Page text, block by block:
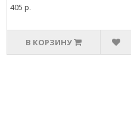
405 р.
В КОРЗИНУ